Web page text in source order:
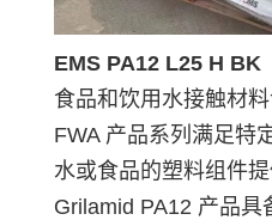
EMS PA12 L25 H BK
食品和饮用水接触材
FWA 产品系列满足特
水或食品的塑料组件提
Grilamid PA12 产品具